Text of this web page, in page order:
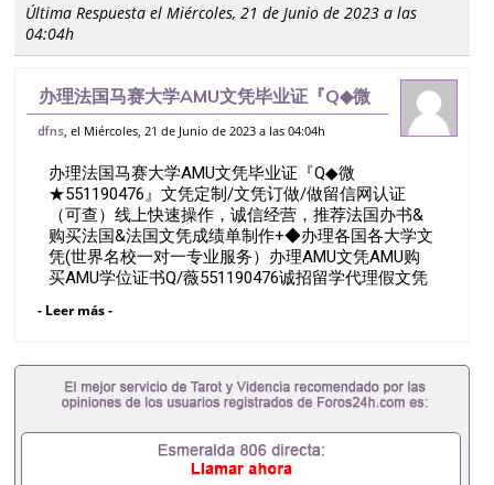
Última Respuesta el Miércoles, 21 de Junio de 2023 a las
04:04h
办理法国马赛大学AMU文凭毕业证『Q◆微
★551190476』文凭定制/文凭订做/做留
营，推荐法国办书&购买法国&法国文
dfns , el Miércoles, 21 de Junio de 2023 a las 04:04h
办理法国马赛大学AMU文凭毕业证『Q◆微
★551190476』文凭定制/文凭订做/做留信网认证
（可查）线上快速操作，诚信经营，推荐法国办书&
购买法国&法国文凭成绩单制作+◆办理各国各大学文
凭(世界名校一对一专业服务）办理AMU文凭AMU购
买AMU学位证书Q/薇551190476诚招留学代理假文凭
理留学归国证明办理留信网认证办理留服认证办理学
美国文凭办理澳洲文凭办理英国文凭办理加拿大文凭
办理德国文凭 一、快速办理材料： 1、毕业证+成绩
单+留学回国人员证明+教育部认证,录取通知书，雅
友一份完美交代）； 2、雅思、托福，OFFER，在读
证明，学生卡等留学相关材料（申请学校、转学，甚
- Leer más -